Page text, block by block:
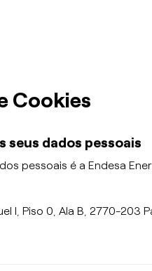
Cookies
seus dados pessoais
pessoais é a Endesa
I, Piso 0, Ala B, 2770-203